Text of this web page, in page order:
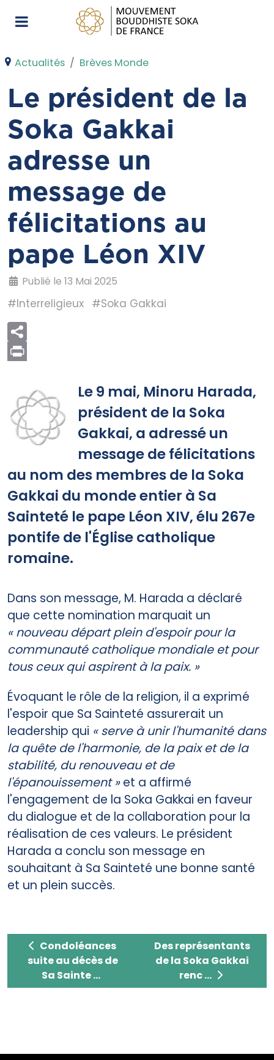
Actualités Brèves Monde
Le président de la
Soka Gakkai
adresse un
message de
félicitations au
pape Léon XIV
Publié le 13 Mai 2025
#Interreligieux #Soka Gakkai
Le 9 mai, Minoru Harada,
président de la Soka
Gakkai, a adressé un
message de félicitations
au nom des membres de la Soka
Gakkai du monde entier à Sa
Sainteté le pape Léon XIV, élu 267e
pontife de l'Église catholique
romaine.
Dans son message, M. Harada a déclaré
que cette nomination marquait un
« nouveau départ plein d'espoir pour la
communauté catholique mondiale et pour
tous ceux qui aspirent à la paix. »
Évoquant le rôle de la religion, il a exprimé
l'espoir que Sa Sainteté assurerait un
leadership qui « serve à unir l'humanité dans
la quête de l'harmonie, de la paix et de la
stabilité, du renouveau et de
l'épanouissement »et a affirmé
l'engagement de la Soka Gakkai en faveur
du dialogue et de la collaboration pour la
réalisation de ces valeurs. Le président
Harada a conclu son message en
souhaitant à Sa Sainteté une bonne santé
et un plein succès.
Condoléances suite au décès de Sa Sainteté le
Condoléances
suite au décès de
Sa Sainte ...
Des représentants de
Des représentants
de la Soka Gakkai
renc ...